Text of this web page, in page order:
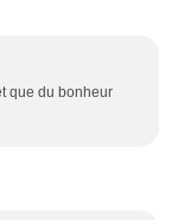
que du bonheur